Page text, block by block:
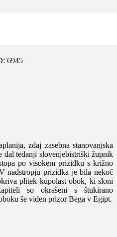
6945
zdaj zasebna stanovanjska
dal tedanji slovenjebistriški župnik
po visokem prizidku s križno
nadstropju prizidka je bila nekoč
plitek kupolast obok, ki sloni
so okrašeni s štukirano
še viden prizor Bega v Egipt.